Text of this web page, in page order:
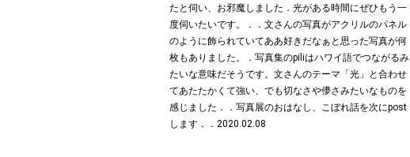
たと伺い、お邪魔しました︎．光がある時間にぜひもう一
度伺いたいです。．．文さんの写真がアクリルのパネル
のように飾られていてああ好きだなぁと思った写真が何
枚もありました。．写真集のpiliはハワイ語でつながるみ
たいな意味だそうです。文さんのテーマ「光」と合わせ
てあたたかくて強い、でも切なさや儚さみたいなものを
感じました︎．．写真展のおはなし、こぼれ話を次にpost
します︎．．2020.02.08